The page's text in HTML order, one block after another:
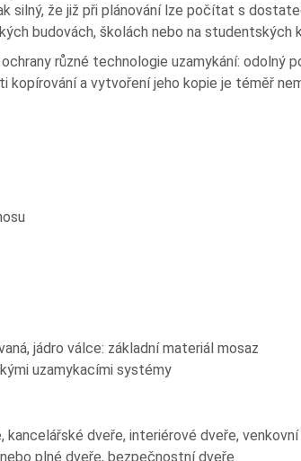
silný, že již při plánování lze počítat s
budovách, školách nebo na studentských
různé technologie uzamykání:
kopírování a vytvoření jeho kopie je téměř
jádro válce: základní materiál mosaz
uzamykacími systémy
dveře, interiérové dveře,
plné dveře, bezpečnostní dveře